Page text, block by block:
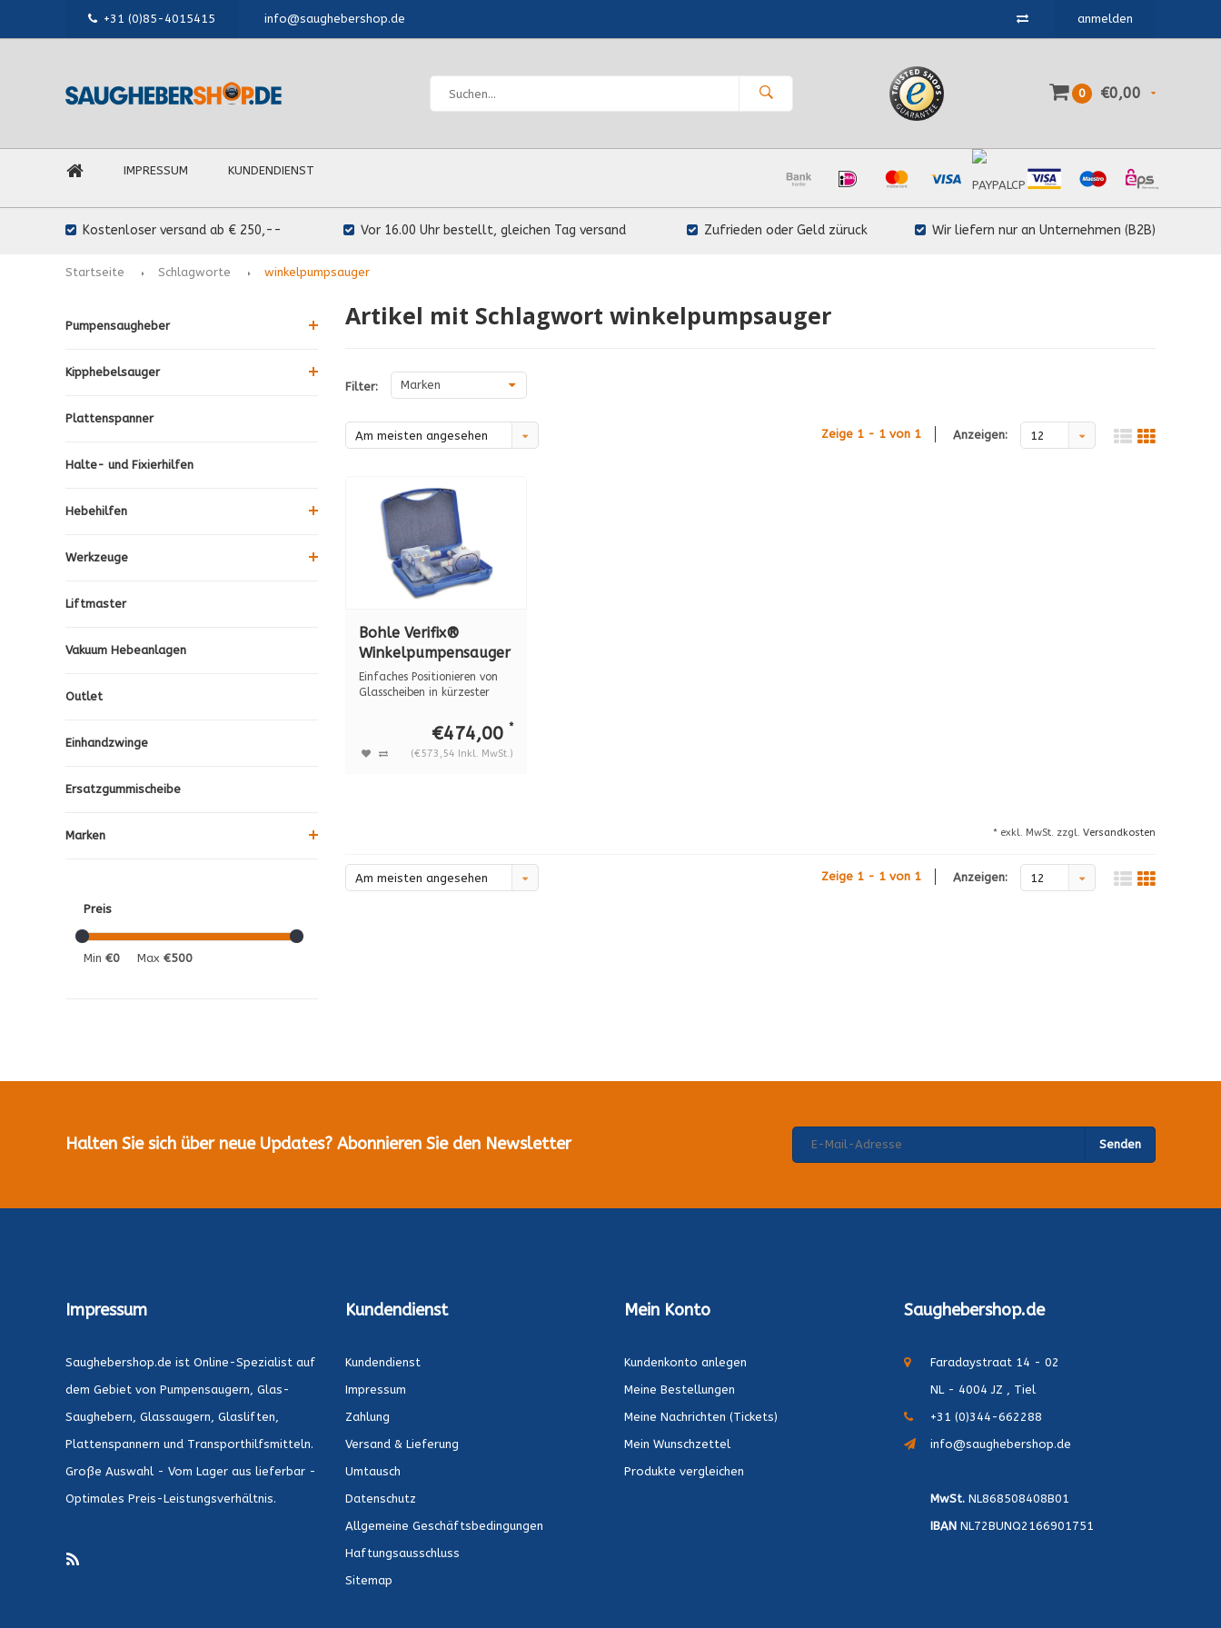
+31 (0)85-4015415 info@saughebershop.de anmelden
0 €0,00
IMPRESSUM KUNDENDIENST
Kostenloser versand ab € 250,-- Vor 16.00 Uhr bestellt, gleichen Tag versand Zufrieden oder Geld züruck Wir liefern nur an Unternehmen (B2B)
Startseite Schlagworte winkelpumpsauger
Pumpensaugheber
Kipphebelsauger
Plattenspanner
Halte- und Fixierhilfen
Hebehilfen
Werkzeuge
Liftmaster
Vakuum Hebeanlagen
Outlet
Einhandzwinge
Ersatzgummischeibe
Marken
Preis
Min €0 Max €500
Artikel mit Schlagwort winkelpumpsauger
Filter: Marken
Am meisten angesehen Zeige 1 - 1 von 1 Anzeigen: 12
Bohle Verifix®
Winkelpumpensauger
im transportkoffer,
BO 638.9
Einfaches Positionieren von
Glasscheiben in kürzester
€474,00 *
(€573,54 Inkl. MwSt.)
* exkl. MwSt. zzgl. Versandkosten
Am meisten angesehen Zeige 1 - 1 von 1 Anzeigen: 12
Halten Sie sich über neue Updates? Abonnieren Sie den Newsletter Senden
Impressum
Saughebershop.de ist Online-Spezialist auf
dem Gebiet von Pumpensaugern, Glas-
Saughebern, Glassaugern, Glasliften,
Plattenspannern und Transporthilfsmitteln.
Große Auswahl - Vom Lager aus lieferbar -
Optimales Preis-Leistungsverhältnis.
Kundendienst
Kundendienst
Impressum
Zahlung
Versand & Lieferung
Umtausch
Datenschutz
Allgemeine Geschäftsbedingungen
Haftungsausschluss
Sitemap
Mein Konto
Kundenkonto anlegen
Meine Bestellungen
Meine Nachrichten (Tickets)
Mein Wunschzettel
Produkte vergleichen
Saughebershop.de
Faradaystraat 14 - 02
NL - 4004 JZ , Tiel
+31 (0)344-662288
info@saughebershop.de
MwSt.NL868508408B01
IBANNL72BUNQ2166901751